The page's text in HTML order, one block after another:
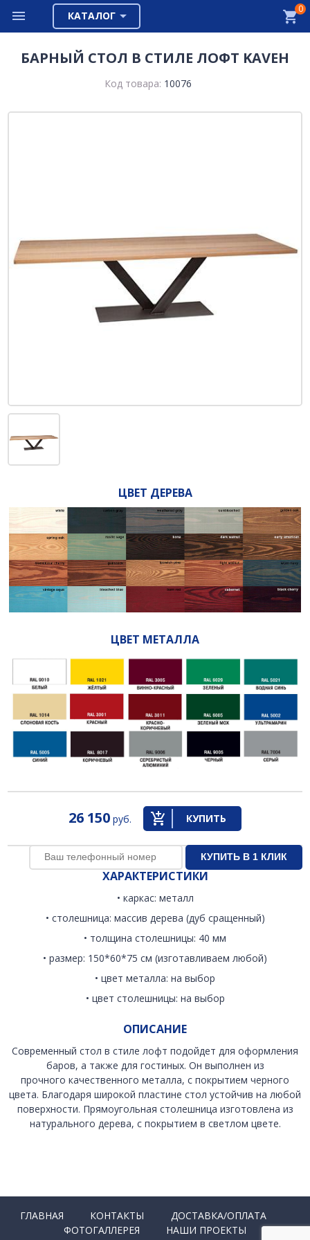
КАТАЛОГ
0
БАРНЫЙ СТОЛ В СТИЛЕ ЛОФТ KAVEH
Код товара: 10076
ЦВЕТ ДЕРЕВА
ЦВЕТ МЕТАЛЛА
26 150 руб. КУПИТЬ
ХАРАКТЕРИСТИКИ
• каркас: металл
• столешница: массив дерева (дуб сращенный)
• толщина столешницы: 40 мм
• размер: 150*60*75 см (изготавливаем любой)
• цвет металла: на выбор
• цвет столешницы: на выбор
ОПИСАНИЕ
Современный стол в стиле лофт подойдет для оформления
баров, а также для гостиных. Он выполнен из
прочного качественного металла, с покрытием черного
цвета. Благодаря широкой пластине стол устойчив на любой
поверхности. Прямоугольная столешница изготовлена из
натурального дерева, с покрытием в светлом цвете.
ГЛАВНАЯ КОНТАКТЫ
ДОСТАВКА/ОПЛАТА
ФОТОГАЛЛЕРЕЯ
НАШИ ПРОЕКТЫ